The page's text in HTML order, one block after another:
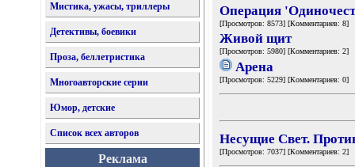
Мистика, ужасы, триллеры
Детективы, боевики
Проза, беллетристика
Многоавторские серии
Юмор, детские
Список всех авторов
Реклама
Операция
[Просмотров: 8573] [Комментариев: 8]
Живой щит
[Просмотров: 5980] [Комментариев: 2]
Арена
[Просмотров: 5229] [Комментариев: 0]
Несущие Свет.
[Просмотров: 7037] [Комментариев: 2]